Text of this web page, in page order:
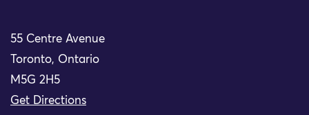
55 Centre Avenue
Toronto, Ontario
M5G 2H5
Get Directions